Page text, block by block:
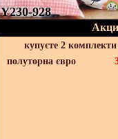
Y230-928
купуєте 2
полуторна євро